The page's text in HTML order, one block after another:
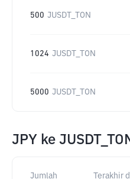
500 JUSDT_TON
1024 JUSDT_TON
5000 JUSDT_TON
JPY ke
Jumlah Terakhir